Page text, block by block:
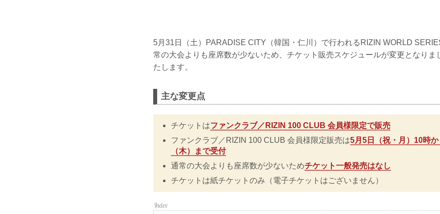
5月31日（土）PARADISE CITY（韓国・仁川）で行われるRIZIN WORLD
常の大会よりも座席数が少ないため、チケット販売スケジュールが変更となりま
たします。
主な変更点
チケットはファンクラブ／RIZIN 100 CLUB 会員様限定で販売
ファンクラブ／RIZIN 100 CLUB 会員様限定販売は5月5日（祝・月）10時か
（木）まで受付
通常の大会よりも座席数が少ないためチケット一般発売はなし
チケットは紙チケットのみ（電子チケットはございません）